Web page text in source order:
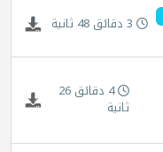
3 دقائق 48 ثانية
4 دقائق 26
ثانية